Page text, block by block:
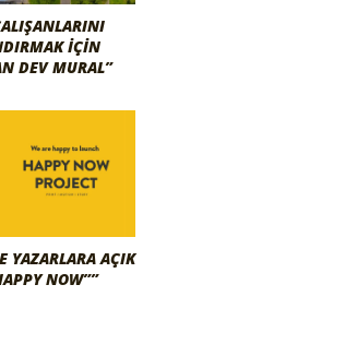
İÇIN
DEV MURAL”
YAZARLARA AÇIK
NOW””